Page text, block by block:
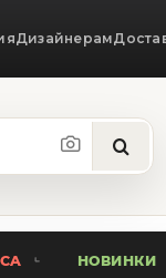
Дизайнерам
НОВИНКИ